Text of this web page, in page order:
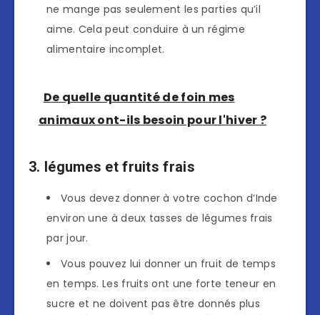
ne mange pas seulement les parties qu’il
aime. Cela peut conduire à un régime
alimentaire incomplet.
De quelle quantité de foin mes
animaux ont-ils besoin pour l'hiver ?
3. légumes et fruits frais
Vous devez donner à votre cochon d’Inde
environ une à deux tasses de légumes frais
par jour.
Vous pouvez lui donner un fruit de temps
en temps. Les fruits ont une forte teneur en
sucre et ne doivent pas être donnés plus